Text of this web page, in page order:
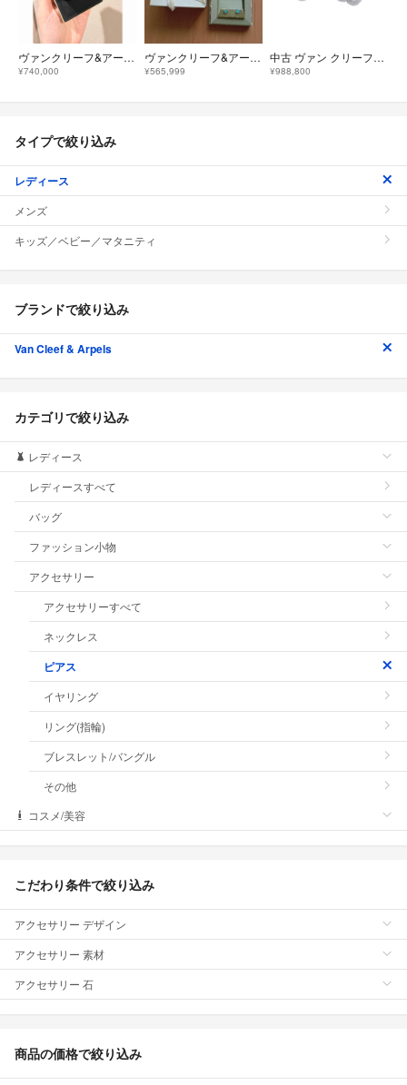
ヴァンクリーフ&アーペル ヴィンテージアルハンブラ VCARA44100
¥740,000
ヴァンクリーフ&アーペル ピアス ターコイズ。
¥565,999
中古 ヴァン クリーフ&アーペル Van Cleef & Arpels VCARO85500 ユニセックス ピアス K18ホワイトゴールド WG ダイヤモンド
¥988,800
タイプで絞り込み
レディース
メンズ
キッズ／ベビー／マタニティ
ブランドで絞り込み
Van Cleef & Arpels
カテゴリで絞り込み
レディース
レディースすべて
バッグ
ファッション小物
アクセサリー
アクセサリーすべて
ネックレス
ピアス
イヤリング
リング(指輪)
ブレスレット/バングル
その他
コスメ/美容
こだわり条件で絞り込み
アクセサリー デザイン
アクセサリー 素材
アクセサリー 石
商品の価格で絞り込み